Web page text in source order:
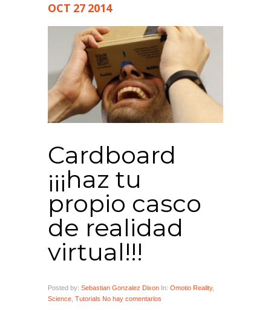
OCT 27 2014
Cardboard
¡¡¡haz tu
propio casco
de realidad
virtual!!!
Posted by: Sebastian Gonzalez Dixon In: Omotio Reality,
Science Tutorials No hay comentarios